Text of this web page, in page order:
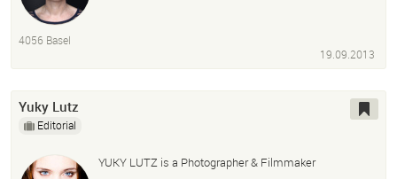
4056 Basel
19.09.2013
Yuky Lutz
Editorial
YUKY LUTZ is a Photographer & Filmmaker